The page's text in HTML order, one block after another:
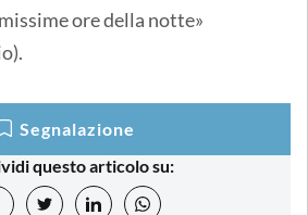
ore della notte»
Segnalazione
questo articolo su: